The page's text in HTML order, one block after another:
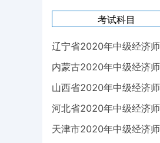
考试科目
辽宁省2020年中级经济
内蒙古2020年中级经济
山西省2020年中级经济
河北省2020年中级经济
天津市2020年中级经济